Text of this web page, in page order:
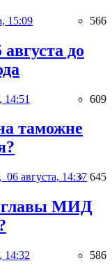
15:09 566
до
14:51 609
таможне
06 августа, 14:37 645
главы МИД
14:32 586